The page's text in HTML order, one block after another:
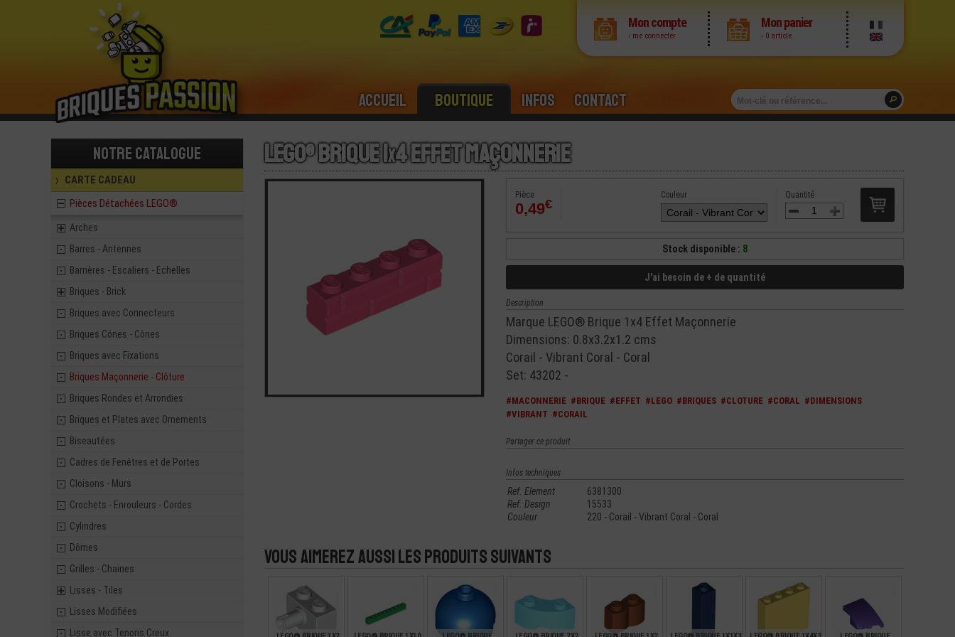
Mon compte
› me connecter
Mon panier
› 0 article
Accueil Boutique Infos Contact
Notre catalogue
CARTE CADEAU
Pièces Détachées LEGO®
Arches
Barres - Antennes
Barrières - Escaliers - Echelles
Briques - Brick
Briques avec Connecteurs
Briques Cônes - Cônes
Briques avec Fixations
Briques Maçonnerie - Clôture
Briques Rondes et Arrondies
Briques et Plates avec Ornements
Biseautées
Cadres de Fenêtres et de Portes
Cloisons - Murs
Crochets - Enrouleurs - Cordes
Cylindres
Dômes
Grilles - Chaines
Lisses - Tiles
Lisses Modifiées
Lisse avec Tenons Creux
LEGO® Brique 1x4 Effet Maçonnerie
Pièce
0,49€
Quantité
Couleur
Stock disponible : 8
J'ai besoin de + de quantité
Description
Marque LEGO® Brique 1x4 Effet Maçonnerie
Dimensions: 0.8x3.2x1.2 cms
Corail - Vibrant Coral - Coral
Set: 43202 -
#MACONNERIE #BRIQUE #EFFET #LEGO #BRIQUES #CLOTURE #CORAL #DIMENSIONS
#VIBRANT #CORAIL
Partager ce produit
Infos techniques
Ref. Element
6381300
Ref. Design
15533
Couleur
220 - Corail - Vibrant Coral - Coral
Vous aimerez aussi les produits suivants